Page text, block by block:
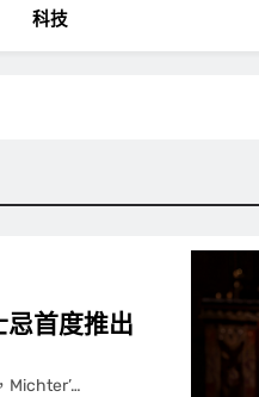
科技
首度推出
Michter’…